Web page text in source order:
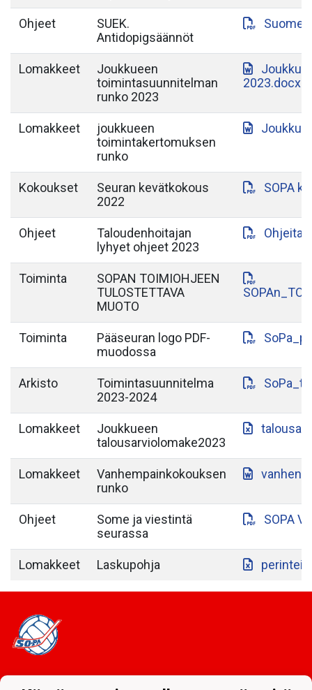
Ohjeet
SUEK.
Antidopigsäännöt
Lomakkeet
Joukkueen
toimintasuunnitelman
runko 2023
2023.docx
Lomakkeet
joukkueen
toimintakertomuksen
runko
Kokoukset
Seuran kevätkokous
2022
SOPA
Ohjeet
Taloudenhoitajan
lyhyet ohjeet 2023
Toiminta
SOPAN TOIMIOHJEEN
TULOSTETTAVA
MUOTO
Toiminta
Pääseuran logo PDF-
muodossa
Arkisto
Toimintasuunnitelma
2023-2024
Lomakkeet
Joukkueen
talousarviolomake2023
Lomakkeet
Vanhempainkokouksen
runko
Ohjeet
Some ja viestintä
seurassa
SOPA
Lomakkeet Laskupohja